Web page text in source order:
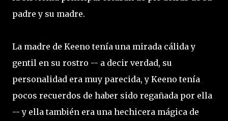
padre y su madre.
La madre de Keeno tenía una mirada cálida y
gentil en su rostro -- a decir verdad, su
personalidad era muy parecida, y Keeno tenía
pocos recuerdos de haber sido regañada por ella
-- y ella también era una hechicera mágica de